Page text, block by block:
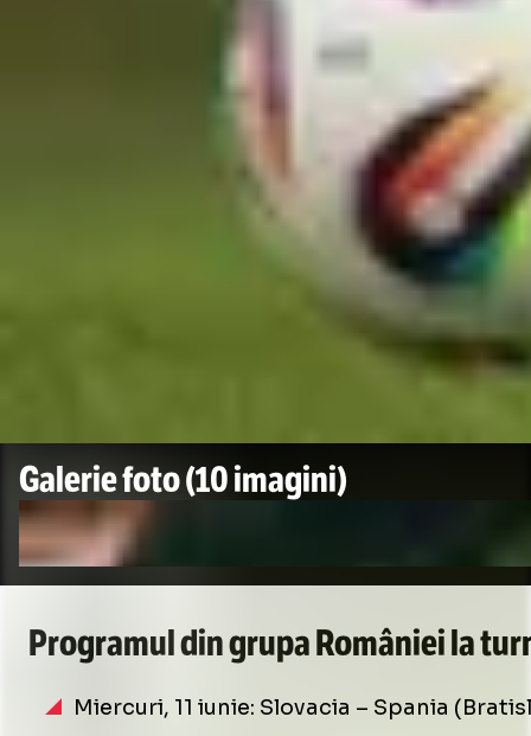
Galerie foto(10 imagini)
Programul din grupa României la
Miercuri, 11 iunie: Slovacia – Spania